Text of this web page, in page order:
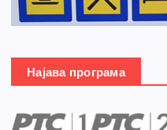
Најава програма